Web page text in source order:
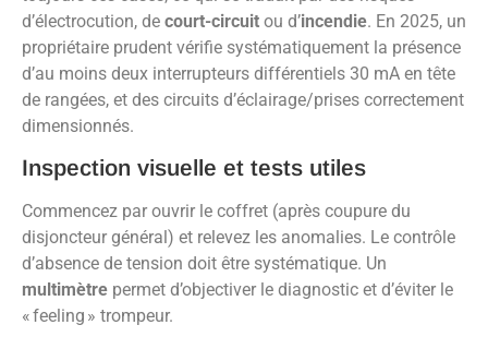
d’électrocution, de court-circuit ou d’incendie. En 2025, un
propriétaire prudent vérifie systématiquement la présence
d’au moins deux interrupteurs différentiels 30 mA en tête
de rangées, et des circuits d’éclairage/prises correctement
dimensionnés.
Inspection visuelle et tests utiles
Commencez par ouvrir le coffret (après coupure du
disjoncteur général) et relevez les anomalies. Le contrôle
d’absence de tension doit être systématique. Un
multimètre permet d’objectiver le diagnostic et d’éviter le
« feeling » trompeur.